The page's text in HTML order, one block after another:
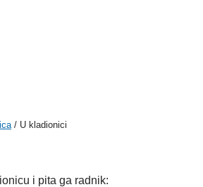
/ U kladionici
i pita ga radnik: